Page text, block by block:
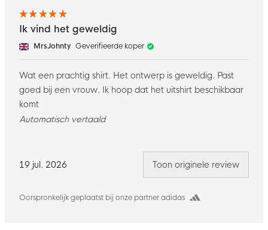
19 jul. 2026
Oorspronkelijk geplaatst bij onze partner adidas
Ik vind het geweldig
MrsJohnty Geverifieerde koper
Wat een prachtig shirt. Het ontwerp is geweldig. Past
goed bij een vrouw. Ik hoop dat het uitshirt beschikbaar
komt
Automatisch vertaald
Toon originele review